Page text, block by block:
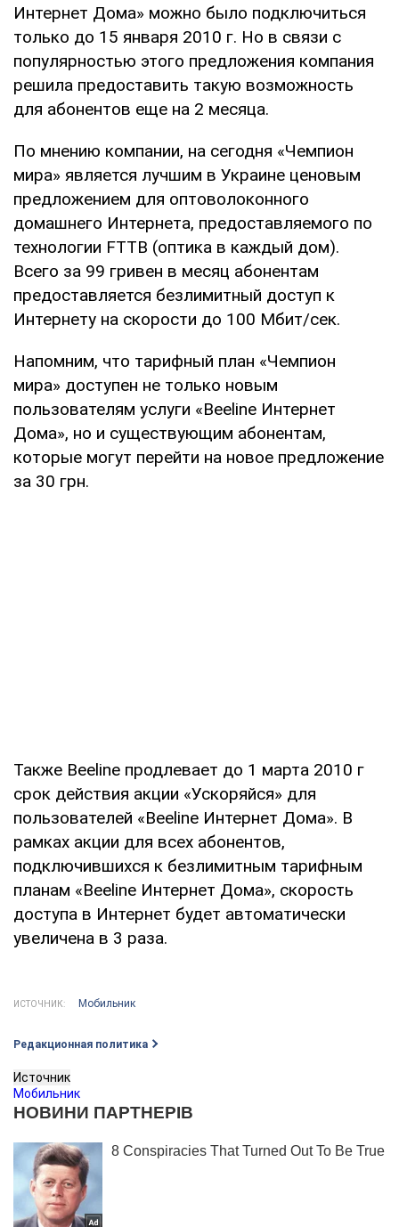
Интернет Дома» можно было подключиться
только до 15 января 2010 г. Но в связи с
популярностью этого предложения компания
решила предоставить такую возможность
для абонентов еще на 2 месяца.
По мнению компании, на сегодня «Чемпион
мира» является лучшим в Украине ценовым
предложением для оптоволоконного
домашнего Интернета, предоставляемого по
технологии FTTB (оптика в каждый дом).
Всего за 99 гривен в месяц абонентам
предоставляется безлимитный доступ к
Интернету на скорости до 100 Мбит/сек.
Напомним, что тарифный план «Чемпион
мира» доступен не только новым
пользователям услуги «Beeline Интернет
Дома», но и существующим абонентам,
которые могут перейти на новое предложение
за 30 грн.
Также Beeline продлевает до 1 марта 2010 г
срок действия акции «Ускоряйся» для
пользователей «Beeline Интернет Дома». В
рамках акции для всех абонентов,
подключившихся к безлимитным тарифным
планам «Beeline Интернет Дома», скорость
доступа в Интернет будет автоматически
увеличена в 3 раза.
ИСТОЧНИК: Мобильник
Редакционная политика
Источник
Мобильник